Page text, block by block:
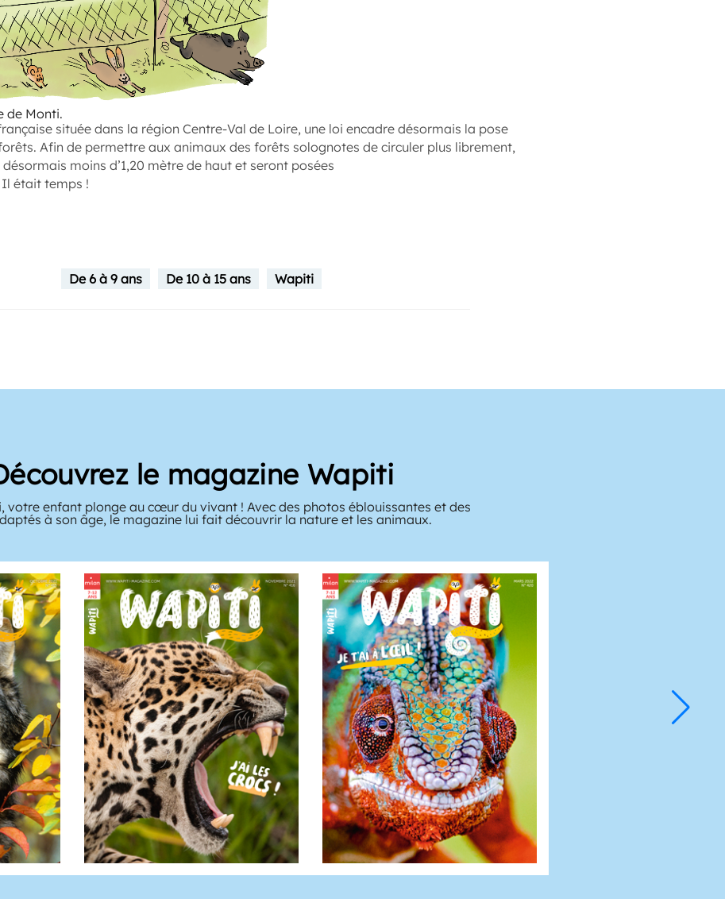
de Monti.
située dans la région Centre-Val de Loire, une loi encadre désormais la pose
Afin de permettre aux animaux des forêts solognotes de circuler plus librement,
moins d’1,20 mètre de haut et seront posées
était temps !
De 6 à 9 ans De 10 à 15 ans Wapiti
le magazine Wapiti
votre enfant plonge au cœur du vivant ! Avec des photos éblouissantes et des
à son âge, le magazine lui fait découvrir la nature et les animaux.